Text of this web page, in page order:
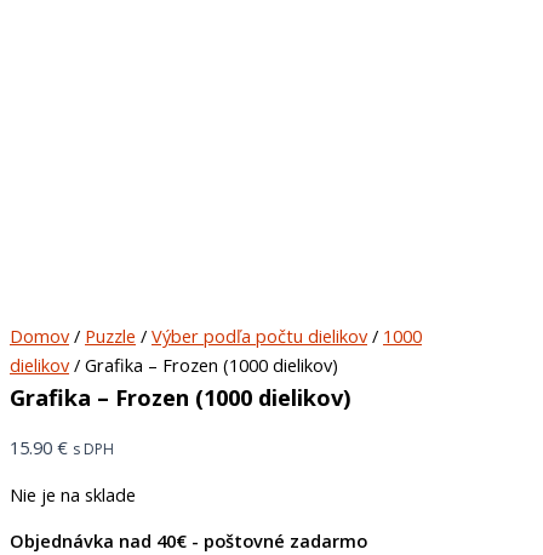
Domov/ Puzzle / Výber podľa počtu dielikov/ 1000
dielikov/ Grafika – Frozen (1000 dielikov)
Grafika – Frozen (1000 dielikov)
15.90 € s DPH
Nie je na sklade
Objednávka nad 40€ - poštovné zadarmo